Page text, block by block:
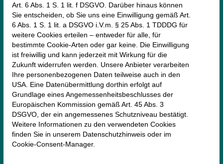
   
monte mare Schliersee
Perfallstraße 4
83727 Schliersee
08026-920900
schliersee@monte-mare.de
AGB (Online-Shop)ImpressumDatenschutz